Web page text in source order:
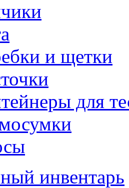
и щетки
для
инвентарь